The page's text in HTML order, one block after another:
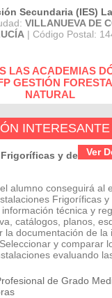
Secundaria (IES)
VILLANUEVA DE
| Código Postal:
LAS ACADEMIAS
GESTIÓN
NATURAL
INTERESANTE
Ver
y de
alumno conseguirá al
Frigoríficas y
técnica y
catálogos, planos,
la documentación de la
y comparar
evaluando
de Grado